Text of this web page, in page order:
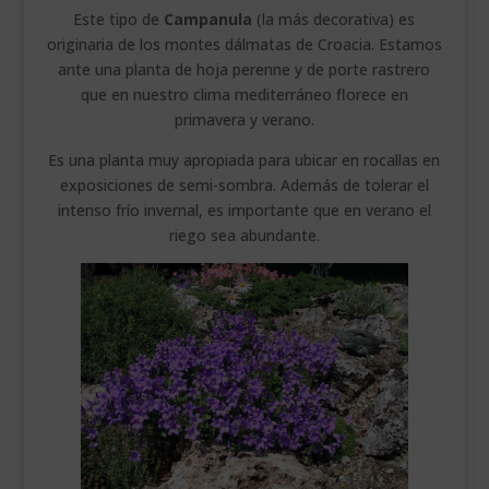
Este tipo de Campanula (la más decorativa) es
originaria de los montes dálmatas de Croacia. Estamos
ante una planta de hoja perenne y de porte rastrero
que en nuestro clima mediterráneo florece en
primavera y verano.
Es una planta muy apropiada para ubicar en rocallas en
exposiciones de semi-sombra. Además de tolerar el
intenso frío invernal, es importante que en verano el
riego sea abundante.